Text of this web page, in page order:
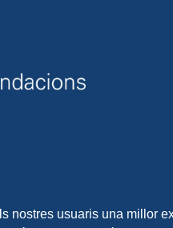
nostres usuaris una millor